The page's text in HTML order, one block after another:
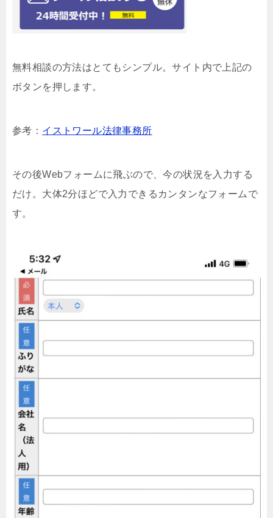
無料相談の方法はとてもシンプル。サイト内で上記の
ボタンを押します。
参考： イストワール法律事務所
その後Webフォームに飛ぶので、今の状況を入力する
だけ。大体2分ほどで入力できるカンタンなフォームで
す。